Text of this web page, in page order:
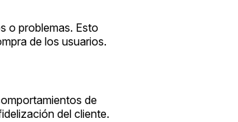
o problemas. Esto
de los usuarios.
de
del cliente.